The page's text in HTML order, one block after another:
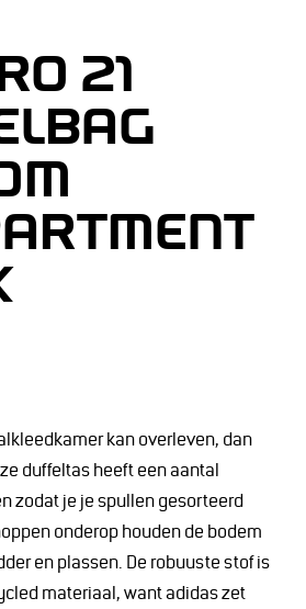
21
kan overleven, dan
duffeltas heeft een aantal
zodat je je spullen gesorteerd
onderop houden de bodem
en plassen. De robuuste stof is
materiaal, want adidas zet